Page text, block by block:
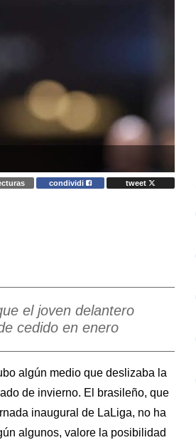
condividi tweet
el joven delantero
cedido en enero
algún medio que deslizaba la
de invierno. El brasileño, que
inaugural de LaLiga, no ha
algunos, valore la posibilidad